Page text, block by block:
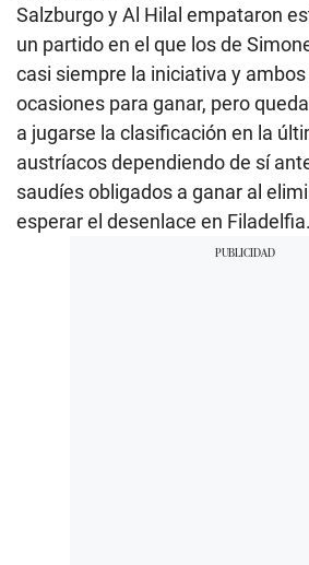
Salzburgo y Al Hilal empataron
un partido en el que los de
casi siempre la iniciativa y
ocasiones para ganar, pero
a jugarse la clasificación en la
austríacos dependiendo de sí
saudíes obligados a ganar al
esperar el desenlace en Filadelfia.